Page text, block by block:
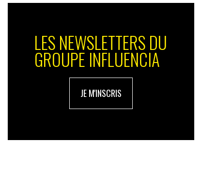
LES NEWSLETTERS DU
GROUPE INFLUENCIA
JE M'INSCRIS